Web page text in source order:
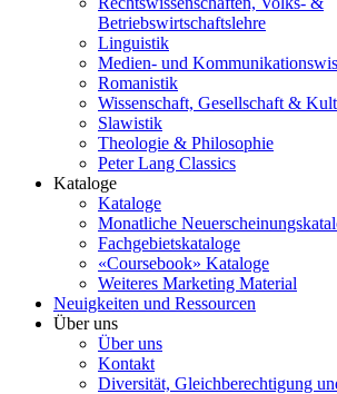
Betriebswirtschaftslehre
Linguistik
Medien- und
Romanistik
Wissenschaft, Gesellschaft &
Slawistik
Theologie & Philosophie
Peter Lang Classics
Kataloge
Kataloge
Monatliche
Fachgebietskataloge
«Coursebook» Kataloge
Weiteres Marketing Material
Neuigkeiten und Ressourcen
Über uns
Über uns
Kontakt
Diversität, Gleichberechtigung